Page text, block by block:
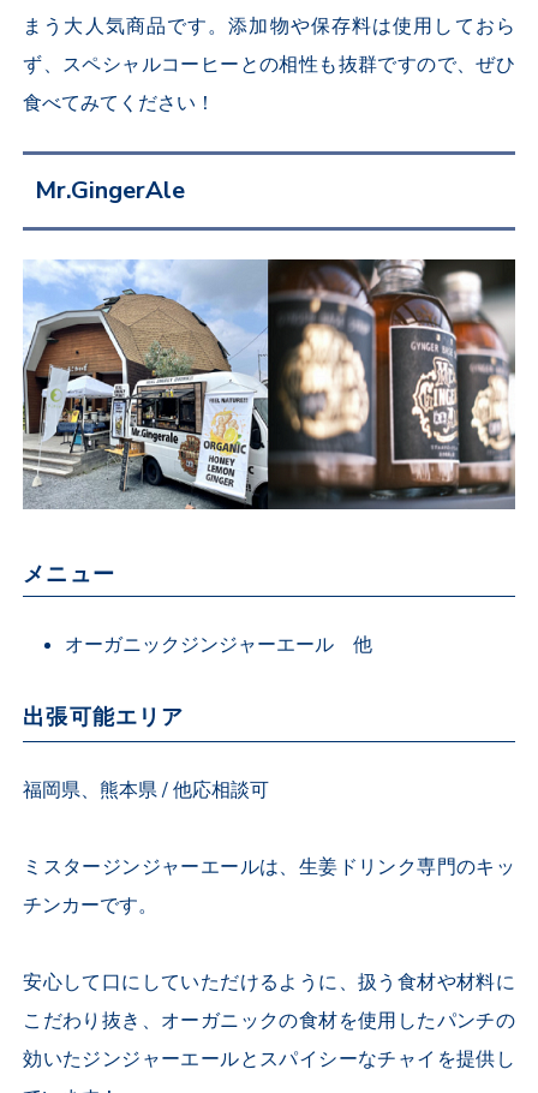
まう大人気商品です。添加物や保存料は使用しておら
ず、スペシャルコーヒーとの相性も抜群ですので、ぜひ
食べてみてください！
Mr.GingerAle
メニュー
オーガニックジンジャーエール 他
出張可能エリア
福岡県、熊本県 / 他応相談可
ミスタージンジャーエールは、生姜ドリンク専門のキッ
チンカーです。
安心して口にしていただけるように、扱う食材や材料に
こだわり抜き、オーガニックの食材を使用したパンチの
効いたジンジャーエールとスパイシーなチャイを提供し